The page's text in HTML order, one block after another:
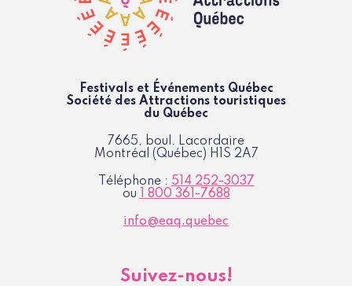
Festivals et Événements Québec
Société des Attractionstouristiques
du Québec
7665, boul. Lacordaire
Montréal (Québec) H1S 2A7
Téléphone : 514 252-3037
ou
1 800 361-7688
info@eaq.quebec
Suivez-nous!